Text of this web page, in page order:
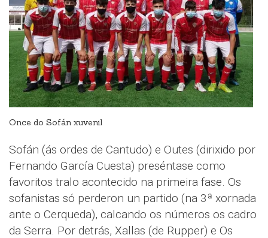
Once do Sofán xuvenil
Sofán (ás ordes de Cantudo) e Outes (dirixido por
Fernando García Cuesta) preséntase como
favoritos tralo acontecido na primeira fase. Os
sofanistas só perderon un partido (na 3ª xornada
ante o Cerqueda), calcando os números os cadro
da Serra. Por detrás, Xallas (de Rupper) e Os